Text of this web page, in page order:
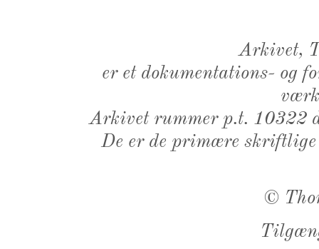
Arkivet,
er et dokumentations- og
Arkivet rummer p.t. 10322
De er de primære
©